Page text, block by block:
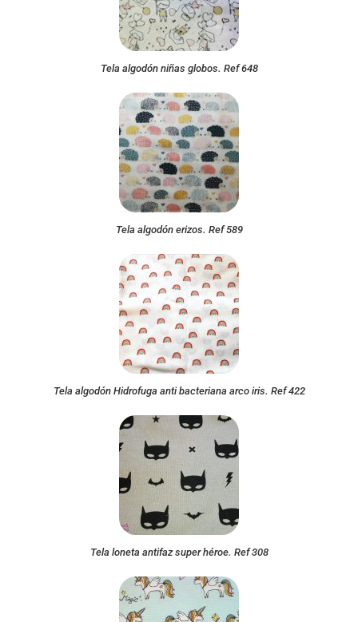
Tela algodón niñas globos. Ref 648
Tela algodón erizos. Ref 589
Tela algodón Hidrofuga anti bacteriana arco iris. Ref 422
Tela loneta antifaz super héroe. Ref 308